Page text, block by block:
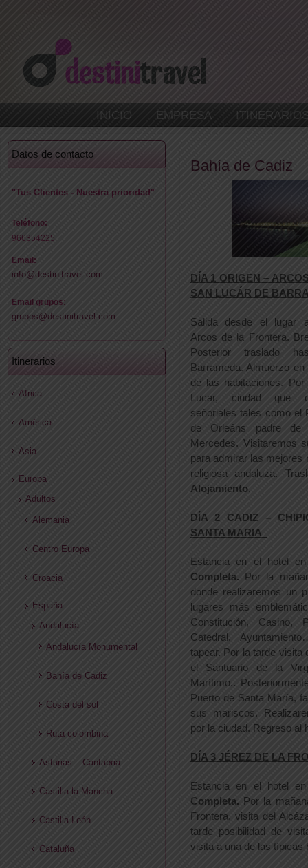
INICIO EMPRESA
Datos de contacto
"Tus Clientes - Nuestra prioridad"
Teléfono:
966354225
Email:
info@destinitravel.com
Email grupos:
grupos@destinitravel.com
Itinerarios
Africa
América
Asia
Europa
Adultos
Alemania
Centro Europa
Croacia
España
Andalucía
Andalucía Monumental
Bahía de Cadiz
Costa del sol
Ruta colombina
Asturias – Cantabria
Castilla la Mancha
Castilla León
Cataluña
Bahía de Cadiz
DÍA 1 ORIGEN –
SAN LUCÁR DE
Salida desde el lugar
Arcos de la Frontera.
Posterior traslado
Barrameda. Almuerzo
de las habitaciones.
Lucar, ciudad que
señoriales tales como el
de Orleáns padre
Mercedes. Visitaremos
para admirar las mejores
religiosa andaluza.
Alojamiento.
DÍA 2 CADIZ –
SANTA MARIA
Estancia en el hotel
Completa. Por la
donde realizaremos un
lugares más
Constitución,
Catedral,
tapear. Por la tarde visita
el Santuario de la
Marítimo..
Puerto de Santa María,
sus mariscos.
por la ciudad. Regreso al
DÍA 3 JÉREZ DE LA
Estancia en el hotel
Completa. Por la
Frontera, visita del
tarde posibilidad de
visita a una de las típicas